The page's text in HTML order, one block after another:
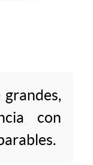
grandes,
con